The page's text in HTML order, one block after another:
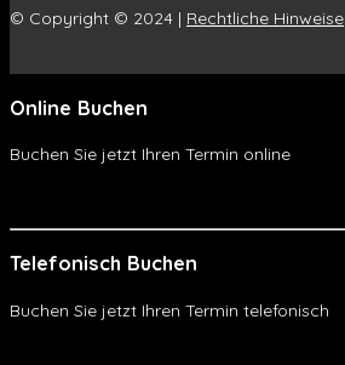
© Copyright © 2024 | Rechtliche Hinweise
Online Buchen
Buchen Sie jetzt Ihren Termin online
Telefonisch Buchen
Buchen Sie jetzt Ihren Termin telefonisch